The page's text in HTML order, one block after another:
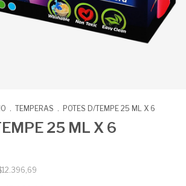
. TEMPERAS . POTES D/TEMPE 25 ML X 6
25 ML X 6